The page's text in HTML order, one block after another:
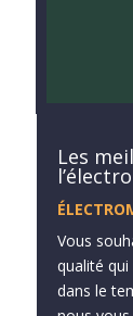
Les
Vous
qualité
dans le